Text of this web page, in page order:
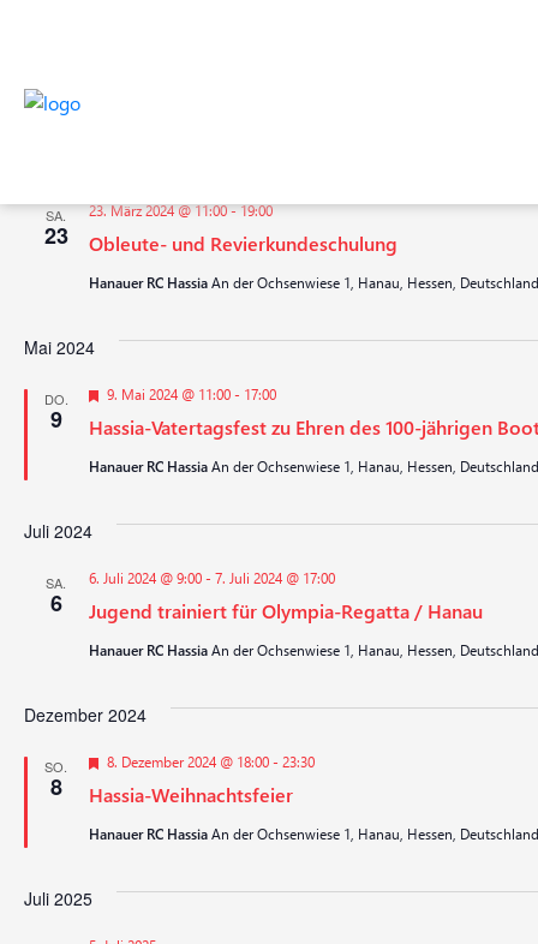
Veranstaltungen
Anstehende
SA.
23 Obleute- und Revierkundeschulung
23. März 2024 @ 11:00-19:00
Hanauer RC HassiaAn der Ochsenwiese 1, Hanau, Hessen, Deutschland
Mai 2024
DO.
9 Hassia-Vatertagsfest zu Ehren des 100-jährigen
Hervorgehoben
9. Mai 2024 @ 11:00- 17:00
Hanauer RC HassiaAn der Ochsenwiese 1, Hanau, Hessen, Deutschland
Juli 2024
SA.
6 Jugend trainiert für Olympia-Regatta / Hanau
6. Juli 2024 @ 9:00- 7. Juli 2024 @ 17:00
Hanauer RC HassiaAn der Ochsenwiese 1, Hanau, Hessen, Deutschland
Dezember 2024
SO.
8 Hassia-Weihnachtsfeier
Hervorgehoben
8. Dezember 2024 @ 18:00- 23:30
Hanauer RC HassiaAn der Ochsenwiese 1, Hanau, Hessen, Deutschland
Juli 2025